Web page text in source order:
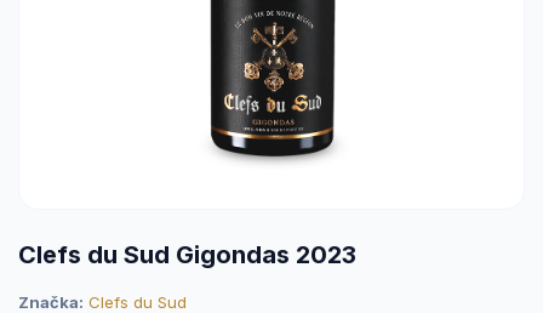
Clefs du Sud Gigondas 2023
Značka: Clefs du Sud